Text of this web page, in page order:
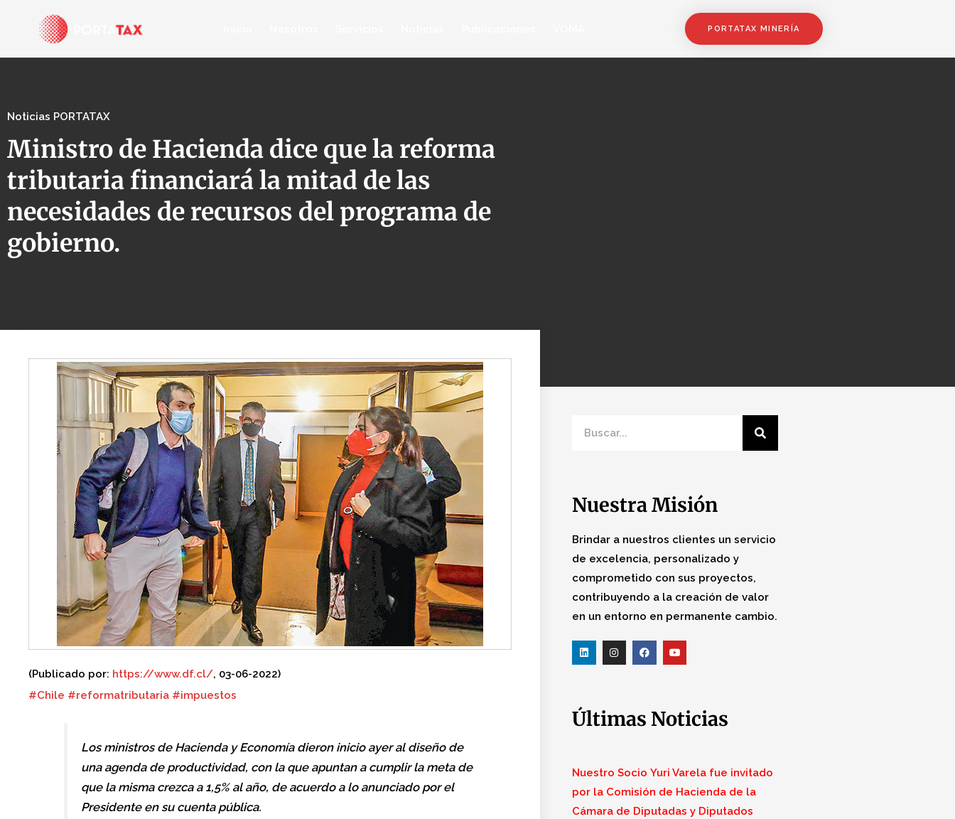
PORTATAX MINERÍA
Noticias PORTATAX
Ministro de Hacienda dice que la reforma
tributaria financiará la mitad de las
necesidades de recursos del programa de
gobierno.
(Publicado por: https://www.df.cl/, 03-06-2022)
#Chile #reformatributaria #impuestos
Los ministros de Hacienda y Economía dieron inicio ayer al diseño de
una agenda de productividad, con la que apuntan a cumplir la meta de
que la misma crezca a 1,5% al año, de acuerdo a lo anunciado por el
Presidente en su cuenta pública.
Nuestra Misión
Brindar a nuestros clientes un servicio
de excelencia, personalizado y
comprometido con sus proyectos,
contribuyendo a la creación de valor
en un entorno en permanente cambio.
Últimas Noticias
Nuestro Socio Yuri Varela fue invitado
por la Comisión de Hacienda de la
Cámara de Diputadas y Diputados